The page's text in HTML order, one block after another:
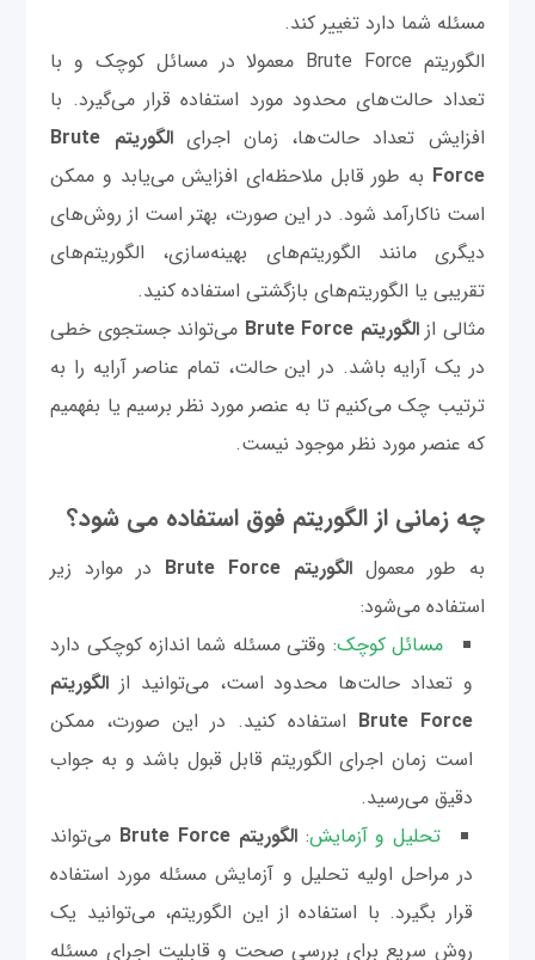
مسئله شما دارد تغییر کند.
الگوریتم Brute Force
معمولا در مسائل کوچک و با
تعداد حالت‌های محدود مورد استفاده قرار می‌گیرد. با
افزایش تعداد حالت‌ها، زمان اجرای
الگوریتم Brute
Force به طور قابل ملاحظه‌ای افزایش می‌یابد و ممکن
است ناکارآمد شود. در این صورت، بهتر است از روش‌های
دیگری مانند الگوریتم‌های بهینه‌سازی، الگوریتم‌های
تقریبی یا الگوریتم‌های بازگشتی استفاده کنید.
مثالی ازالگوریتم Brute Force
می‌تواند جستجوی خطی
در یک آرایه باشد. در این حالت، تمام عناصر آرایه را به
ترتیب چک می‌کنیم تا به عنصر مورد نظر برسیم یا بفهمیم
که عنصر مورد نظر موجود نیست.
چه زمانی از الگوریتم فوق استفاده می شود؟
به طور معمول الگوریتم Brute Force
در موارد زیر
استفاده می‌شود:
مسائل کوچک: وقتی مسئله شما اندازه کوچکی دارد
و تعداد حالت‌ها محدود است، می‌توانید ازالگوریتم
Brute Force استفاده کنید. در این صورت، ممکن
است زمان اجرای الگوریتم قابل قبول باشد و به جواب
دقیق می‌رسید.
تحلیل و آزمایش:الگوریتم Brute Force
می‌تواند
در مراحل اولیه تحلیل و آزمایش مسئله مورد استفاده
قرار بگیرد. با استفاده از این الگوریتم، می‌توانید یک
روش سریع برای بررسی صحت و قابلیت اجرای مسئله